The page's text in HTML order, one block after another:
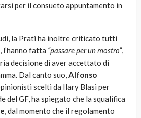
per il consueto appuntamento in
la Prati ha inoltre criticato tutti
l’hanno fatta “passare per un mostro”,
decisione di aver accettato di
Dal canto suo,Alfonso
scelti da Ilary Blasi per
del GF, ha spiegato che la squalifica
, dal momento che il regolamento